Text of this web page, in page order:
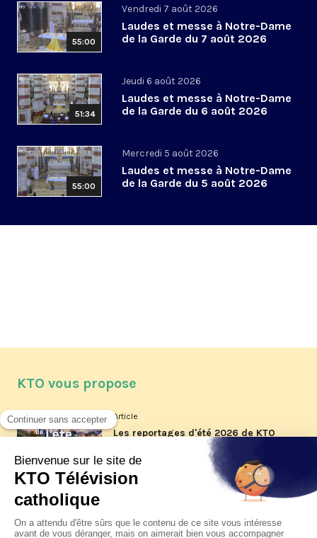
55:00
Vendredi 7 août 2026
Laudes et messe à Notre-Dame
de la Garde du 7 août 2026
51:34
Jeudi 6 août 2026
Laudes et messe à Notre-Dame
de la Garde du 6 août 2026
55:00
Mercredi 5 août 2026
Laudes et messe à Notre-Dame
de la Garde du 5 août 2026
KTO vous propose
Article
Les reportages d'été 2026 de KTO
Article
La visite pastorale du pape Léon
jeudi 6 août